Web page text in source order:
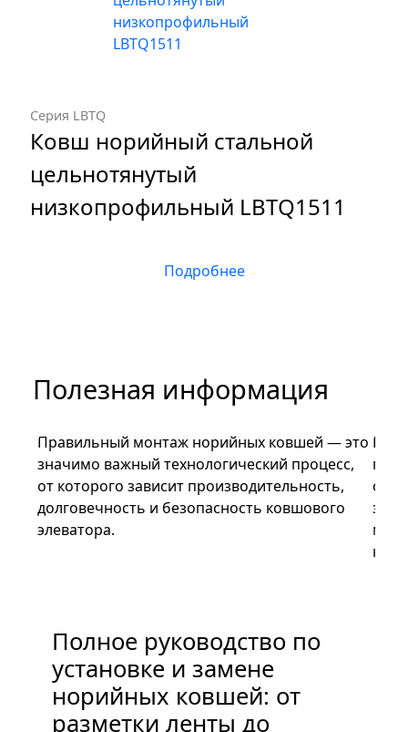
Серия LBTQ
Ковш норийный стальной
цельнотянутый
низкопрофильный LBTQ1511
Подробнее
Полезная информация
Правильный монтаж норийных ковшей — это
значимо важный технологический процесс,
от которого зависит производительность,
долговечность и безопасность ковшового
элеватора.
Полное руководство по
установке и замене
норийных ковшей: от
разметки ленты до
На